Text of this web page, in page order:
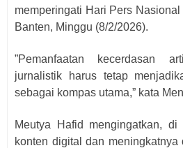
memperingati Hari Pers
Banten, Minggu (8/2/2026).
”Pemanfaatan kecerdasan
jurnalistik harus tetap
sebagai kompas utama,” kata
Meutya Hafid mengingatkan,
konten digital dan meningkatnya